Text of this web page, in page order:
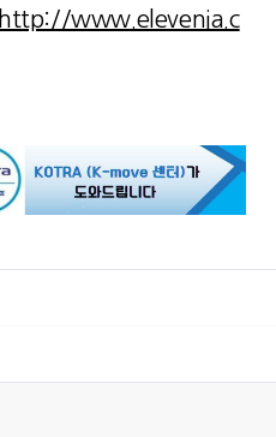
http://www.elevenia.c